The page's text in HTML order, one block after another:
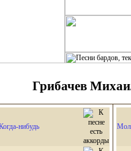
Грибачев
нибудь